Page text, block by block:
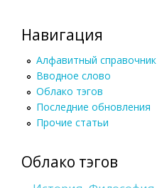
Навигация
Алфавитный справочник
Вводное слово
Облако тэгов
Последние обновления
Прочие статьи
Облако тэгов